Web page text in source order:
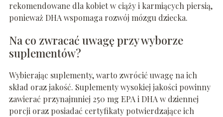
rekomendowane dla kobiet w ciąży i karmiących piersią,
ponieważ DHA wspomaga rozwój mózgu dziecka.
Na co zwracać uwagę przy wyborze
suplementów?
Wybierając suplementy, warto zwrócić uwagę na ich
skład oraz jakość. Suplementy wysokiej jakości powinny
zawierać przynajmniej 250 mg EPA i DHA w dziennej
porcji oraz posiadać certyfikaty potwierdzające ich